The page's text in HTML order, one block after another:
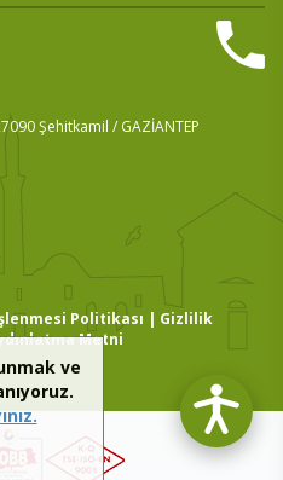
Şehitkamil / GAZİANTEP
Politikası | Gizlilik
Metni
ve